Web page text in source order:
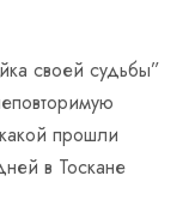
своей судьбы”
прошли
в Тоскане